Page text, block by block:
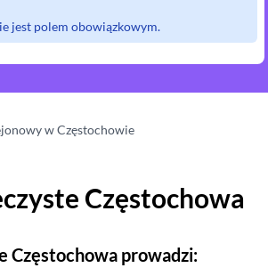
jest polem obowiązkowym.
w Częstochowie
Częstochowa
Częstochowa prowadzi: